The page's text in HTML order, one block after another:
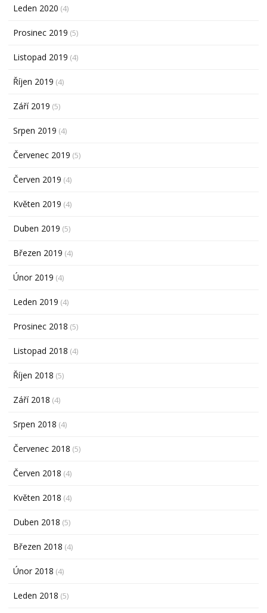
Leden 2020 (4)
Prosinec 2019 (5)
Listopad 2019 (4)
Říjen 2019 (4)
Září 2019 (5)
Srpen 2019 (4)
Červenec 2019 (5)
Červen 2019 (4)
Květen 2019 (4)
Duben 2019 (5)
Březen 2019 (4)
Únor 2019 (4)
Leden 2019 (4)
Prosinec 2018 (5)
Listopad 2018 (4)
Říjen 2018 (5)
Září 2018 (4)
Srpen 2018 (4)
Červenec 2018 (5)
Červen 2018 (4)
Květen 2018 (4)
Duben 2018 (5)
Březen 2018 (4)
Únor 2018 (4)
Leden 2018 (5)